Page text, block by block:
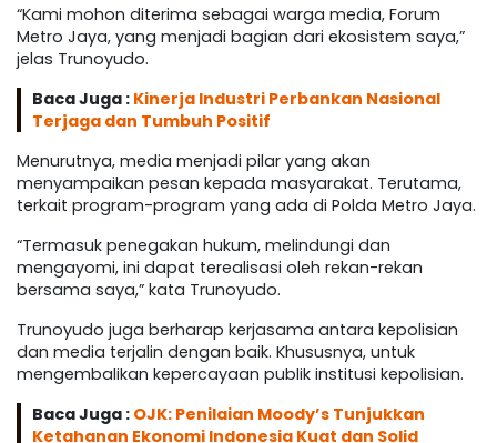
“Kami mohon diterima sebagai warga media, Forum
Metro Jaya, yang menjadi bagian dari ekosistem saya,”
jelas Trunoyudo.
Baca Juga : Kinerja Industri Perbankan Nasional
Terjaga dan Tumbuh Positif
Menurutnya, media menjadi pilar yang akan
menyampaikan pesan kepada masyarakat. Terutama,
terkait program-program yang ada di Polda Metro Jaya.
“Termasuk penegakan hukum, melindungi dan
mengayomi, ini dapat terealisasi oleh rekan-rekan
bersama saya,” kata Trunoyudo.
Trunoyudo juga berharap kerjasama antara kepolisian
dan media terjalin dengan baik. Khususnya, untuk
mengembalikan kepercayaan publik institusi kepolisian.
Baca Juga : OJK: Penilaian Moody’s Tunjukkan
Ketahanan Ekonomi Indonesia Kuat dan Solid